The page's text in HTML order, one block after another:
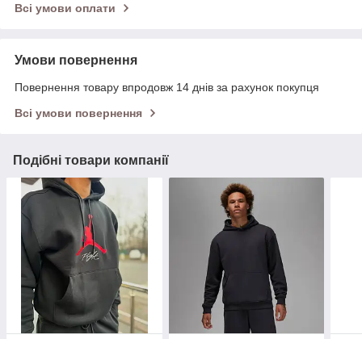
Всі умови оплати
Умови повернення
Повернення товару впродовж 14 днів за рахунок покупця
Всі умови повернення
Подібні товари компанії